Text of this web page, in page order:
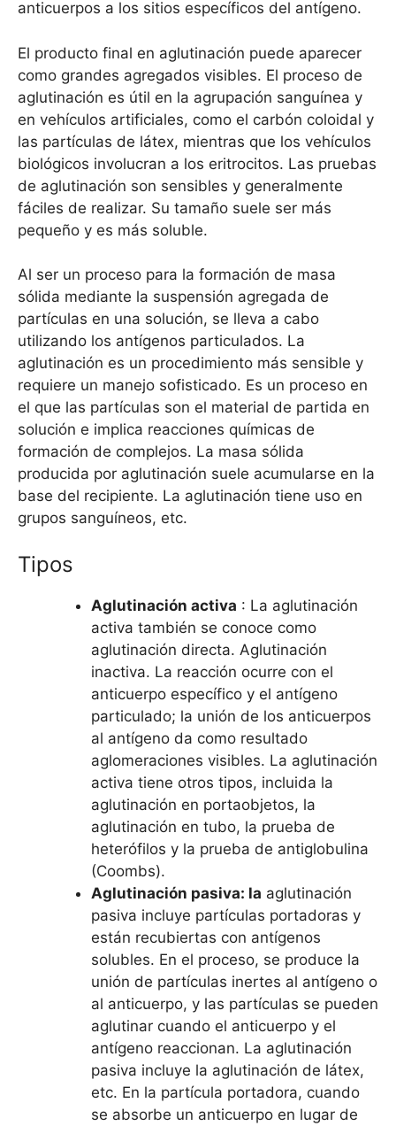
anticuerpos a los sitios específicos del antígeno.
El producto final en aglutinación puede aparecer
como grandes agregados visibles. El proceso de
aglutinación es útil en la agrupación sanguínea y
en vehículos artificiales, como el carbón coloidal y
las partículas de látex, mientras que los vehículos
biológicos involucran a los eritrocitos. Las pruebas
de aglutinación son sensibles y generalmente
fáciles de realizar. Su tamaño suele ser más
pequeño y es más soluble.
Al ser un proceso para la formación de masa
sólida mediante la suspensión agregada de
partículas en una solución, se lleva a cabo
utilizando los antígenos particulados. La
aglutinación es un procedimiento más sensible y
requiere un manejo sofisticado. Es un proceso en
el que las partículas son el material de partida en
solución e implica reacciones químicas de
formación de complejos. La masa sólida
producida por aglutinación suele acumularse en la
base del recipiente. La aglutinación tiene uso en
grupos sanguíneos, etc.
Tipos
Aglutinación activa : La aglutinación
activa también se conoce como
aglutinación directa. Aglutinación
inactiva. La reacción ocurre con el
anticuerpo específico y el antígeno
particulado; la unión de los anticuerpos
al antígeno da como resultado
aglomeraciones visibles. La aglutinación
activa tiene otros tipos, incluida la
aglutinación en portaobjetos, la
aglutinación en tubo, la prueba de
heterófilos y la prueba de antiglobulina
(Coombs).
Aglutinación pasiva: la aglutinación
pasiva incluye partículas portadoras y
están recubiertas con antígenos
solubles. En el proceso, se produce la
unión de partículas inertes al antígeno o
al anticuerpo, y las partículas se pueden
aglutinar cuando el anticuerpo y el
antígeno reaccionan. La aglutinación
pasiva incluye la aglutinación de látex,
etc. En la partícula portadora, cuando
se absorbe un anticuerpo en lugar de